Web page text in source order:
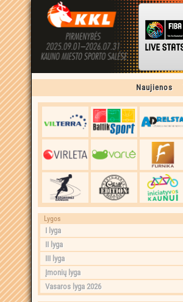
Naujienos
Lygos
I lyga
II lyga
III lyga
Įmonių lyga
Vasaros lyga 2026